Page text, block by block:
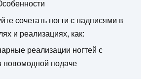
сочетать ногти с надписями в
и реализациях, как:
реализации ногтей с
новомодной подаче